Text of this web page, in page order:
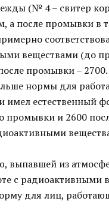
(№ 4 – свитер
а после промывки в
веществами (до
промывки – 2700.
нормы для
имел естественный
промывки и 2600
выпавшей из
с радиоактивными
для лиц,